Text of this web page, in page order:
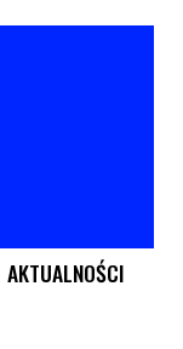
AKTUALNOŚCI